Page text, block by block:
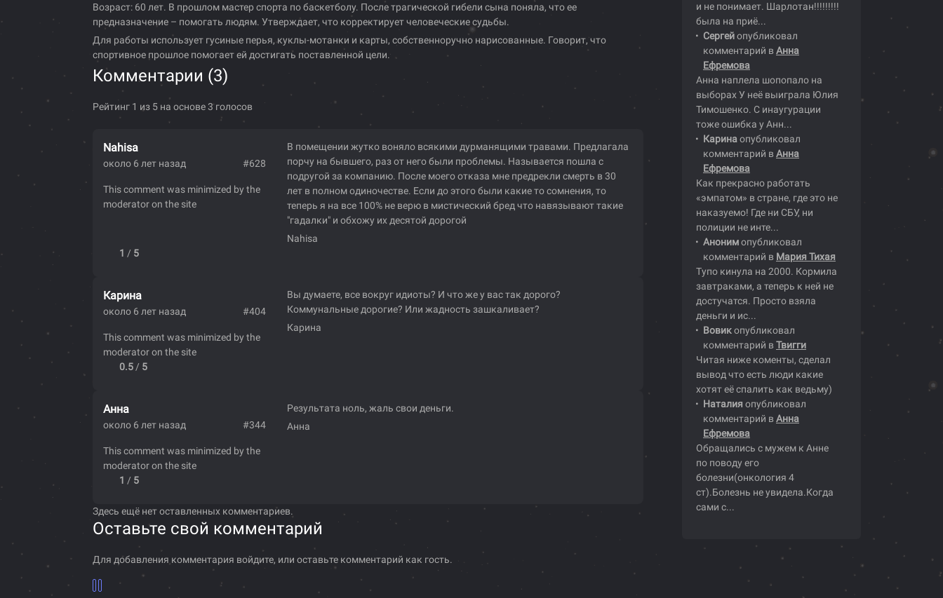
Возраст: 60 лет. В прошлом мастер спорта по баскетболу. После трагической гибели сына поняла, что ее
предназначение – помогать людям. Утверждает, что корректирует человеческие судьбы.
Для работы использует гусиные перья, куклы-мотанки и карты, собственноручно нарисованные. Говорит, что
спортивное прошлое помогает ей достигать поставленной цели.
Комментарии (3)
Рейтинг 1 из 5 на основе 3 голосов
Nahisa
около 6 лет назад #628
This comment was minimized by the
moderator on the site
В помещении жутко воняло всякими дурманящими травами. Предлагала
порчу на бывшего, раз от него были проблемы. Называется пошла с
подругой за компанию. После моего отказа мне предрекли смерть в 30
лет в полном одиночестве. Если до этого были какие то сомнения, то
теперь я на все 100% не верю в мистический бред что навязывают такие
"гадалки" и обхожу их десятой дорогой
Nahisa
1 / 5
Карина
около 6 лет назад #404
This comment was minimized by the
moderator on the site
Вы думаете, все вокруг идиоты? И что же у вас так дорого?
Коммунальные дорогие? Или жадность зашкаливает?
Карина
0.5 / 5
Анна
около 6 лет назад #344
This comment was minimized by the
moderator on the site
Результата ноль, жаль свои деньги.
Анна
1 / 5
Здесь ещё нет оставленных комментариев.
Оставьте свой комментарий
Для добавления комментария войдите, или оставьте комментарий как гость.
и не понимает. Шарлотан!!!!!!!!!
была на приё...
Сергейопубликовал
комментарий в Анна
Ефремова
Анна наплела шопопало на
выборах У неё выиграла Юлия
Тимошенко. С инаугурации
тоже ошибка у Анн...
Каринаопубликовал
комментарий в Анна
Ефремова
Как прекрасно работать
«эмпатом» в стране, где это не
наказуемо! Где ни СБУ, ни
полиции не инте...
Анонимопубликовал
комментарий в Мария Тихая
Тупо кинула на 2000. Кормила
завтраками, а теперь к ней не
достучатся. Просто взяла
деньги и ис...
Вовикопубликовал
комментарий в Твигги
Читая ниже коменты, сделал
вывод что есть люди какие
хотят её спалить как ведьму)
Наталия опубликовал
комментарий в Анна
Ефремова
Обращались с мужем к Анне
по поводу его
болезни(онкология 4
ст).Болезнь не увидела.Когда
сами с...